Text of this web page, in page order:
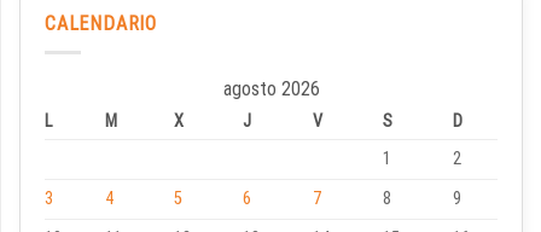
CALENDARIO
agosto 2026
L M X J V S
D
1
2
3
4 5 6 7 8
9